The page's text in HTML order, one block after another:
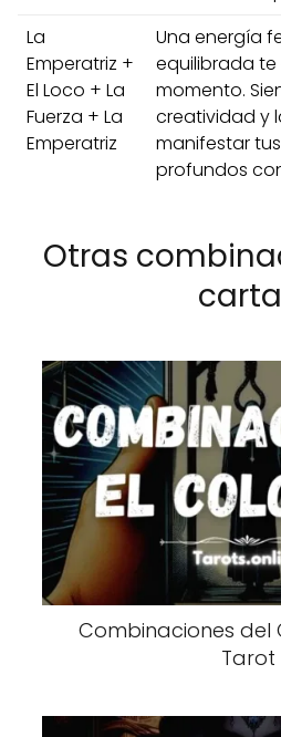
La
Emperatriz +
El Loco + La
Fuerza + La
Emperatriz
Una energía
equilibrada
momento.
creatividad y
manifestar
profundos
Otras
Combinaciones del
Tarot